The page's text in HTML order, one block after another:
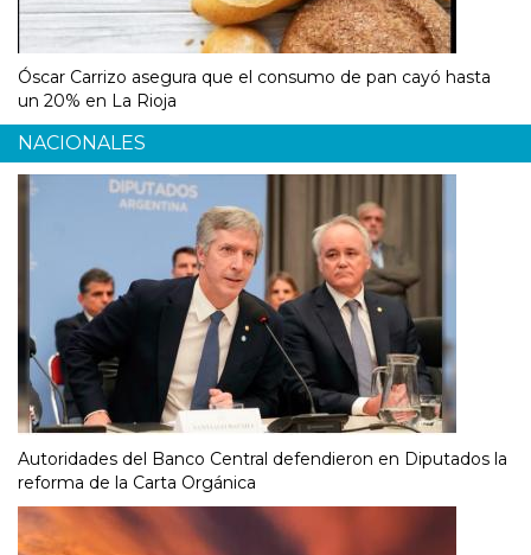
Óscar Carrizo asegura que el consumo de pan cayó hasta
un 20% en La Rioja
NACIONALES
Autoridades del Banco Central defendieron en Diputados la
reforma de la Carta Orgánica